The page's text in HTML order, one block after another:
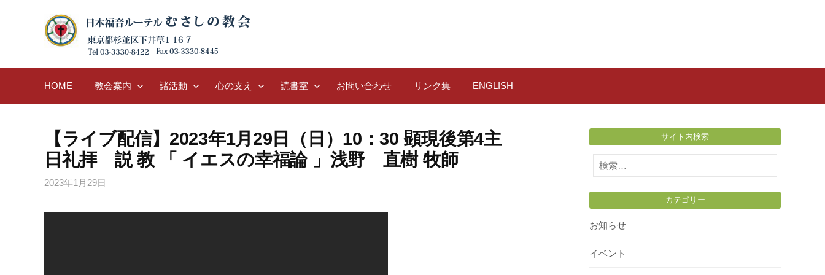
HOME 教会案内 諸活動 心の支え 読書室 お問い合わせ リンク集 ENGLISH
【ライブ配信】2023年1月29日（日）10：30 顕現後第4主
日礼拝 説 教 「 イエスの幸福論 」浅野 直樹 牧師
2023年1月29日
サイト内検索
検
索:
カテゴリー
お知らせ
イベント